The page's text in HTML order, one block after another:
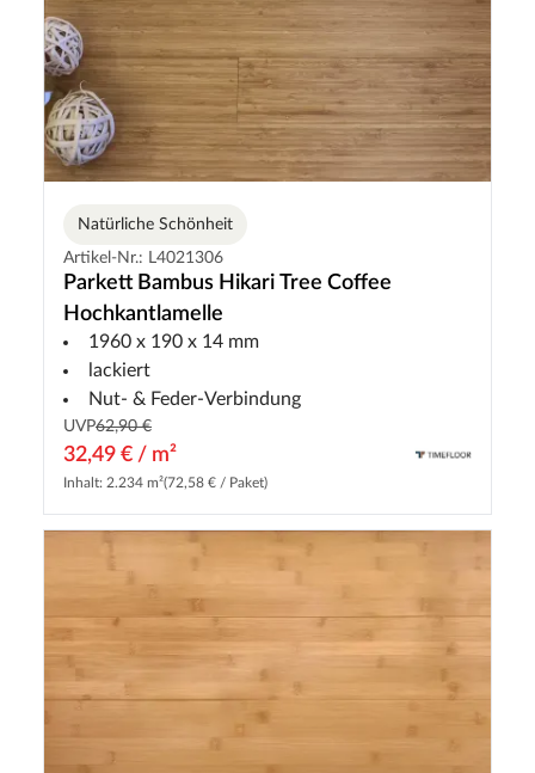
Natürliche Schönheit
Artikel-Nr.: L4021306
Parkett Bambus Hikari Tree Coffee
Hochkantlamelle
1960 x 190 x 14 mm
lackiert
Nut- & Feder-Verbindung
UVP62,90 €
32,49 € / m²
Inhalt: 2.234 m²(72,58 € / Paket)